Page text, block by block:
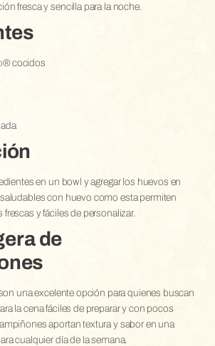
fresca y sencilla para la noche.
® cocidos
en un bowl y agregar los huevos en
con huevo como esta permiten
y fáciles de personalizar.
de
una excelente opción para quienes buscan
la cena fáciles de preparar y con pocos
aportan textura y sabor en una
cualquier día de la semana.